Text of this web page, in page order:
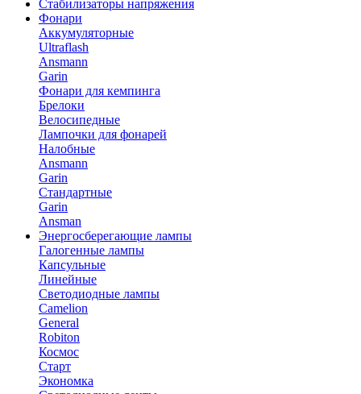
Стабилизаторы напряжения
Фонари
Аккумуляторные
Ultraflash
Ansmann
Garin
Фонари для кемпинга
Брелоки
Велосипедные
Лампочки для фонарей
Налобные
Ansmann
Garin
Стандартные
Garin
Ansman
Энергосберегающие лампы
Галогенные лампы
Капсульные
Линейные
Светодиодные лампы
Camelion
General
Robiton
Космос
Старт
Экономка